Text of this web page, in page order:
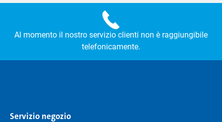
Al momento il nostro servizio clienti non è raggiungibile
telefonicamente.
Servizio negozio